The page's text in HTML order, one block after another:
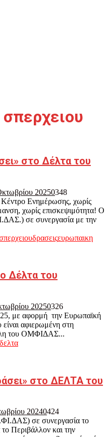
στο Δέλτα του
20250348
Ενημέρωσης, χωρίς
χωρίς επισκεψιμότητα! Ο
σε συνεργασία με την
δρασειςευρωπαικη
Δέλτα του
20250326
με αφορμή την Ευρωπαϊκή
αφιερωμένη στη
του ΟΜΦΙΔΑΣ...
δελτα
στο ΔΕΛΤΑ του
20240424
σε συνεργασία το
Περιβάλλον και την